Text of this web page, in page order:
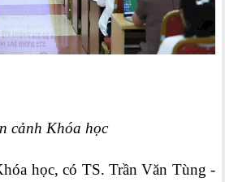
cảnh Khóa học
học, có TS. Trần Văn Tùng -